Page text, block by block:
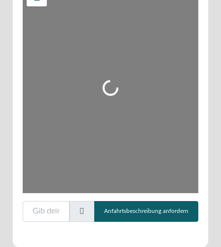
Wird geladen …
Gib deinen Standort ein.
Anfahrtsbeschreibung anfordern